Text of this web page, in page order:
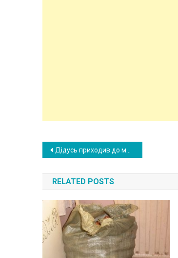
Post
navigation
Дідусь приходив до магазину з одним і тим самим списком продуктів, нібито для дружини, тільки потім з’ясувалося, що жодної дружини в нього не було
RELATED POSTS